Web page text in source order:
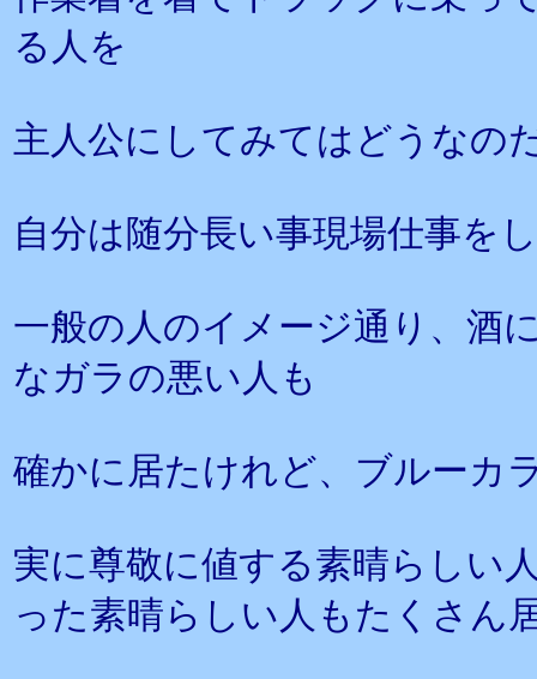
る人を
主人公にしてみてはどうなの
自分は随分長い事現場仕事を
一般の人のイメージ通り、酒
なガラの悪い人も
確かに居たけれど、ブルーカ
実に尊敬に値する素晴らしい
った素晴らしい人もたくさん